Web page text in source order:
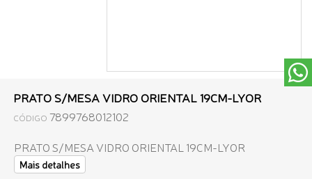
PRATO S/MESA VIDRO ORIENTAL 19CM-LYOR
CÓDIGO 7899768012102
PRATO S/MESA VIDRO ORIENTAL 19CM-LYOR
Mais detalhes